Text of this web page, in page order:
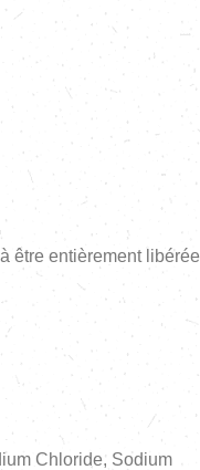
être entièrement libérée
Chloride, Sodium